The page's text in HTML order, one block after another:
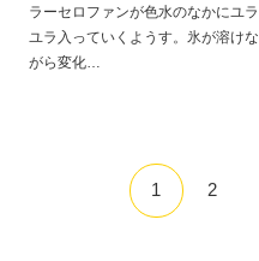
ラーセロファンが色水のなかにユラ
ユラ入っていくようす。氷が溶けな
がら変化
1 2